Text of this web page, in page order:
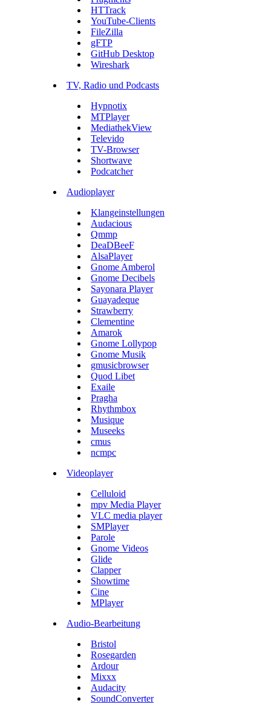
HTTrack
YouTube-Clients
FileZilla
gFTP
GitHub Desktop
Wireshark
TV, Radio und Podcasts
Hypnotix
MTPlayer
MediathekView
Televido
TV-Browser
Shortwave
Podcatcher
Audioplayer
Klangeinstellungen
Audacious
Qmmp
DeaDBeeF
AlsaPlayer
Gnome Amberol
Gnome Decibels
Sayonara Player
Guayadeque
Strawberry
Clementine
Amarok
Gnome Lollypop
Gnome Musik
gmusicbrowser
Quod Libet
Exaile
Pragha
Rhythmbox
Musique
Museeks
cmus
ncmpc
Videoplayer
Celluloid
mpv Media Player
VLC media player
SMPlayer
Parole
Gnome Videos
Glide
Clapper
Showtime
Cine
MPlayer
Audio-Bearbeitung
Bristol
Rosegarden
Ardour
Mixxx
Audacity
SoundConverter